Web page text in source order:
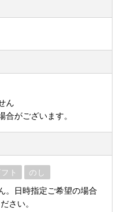
ん
がございます。
ト のし
。日時指定ご希望の場合
さい。